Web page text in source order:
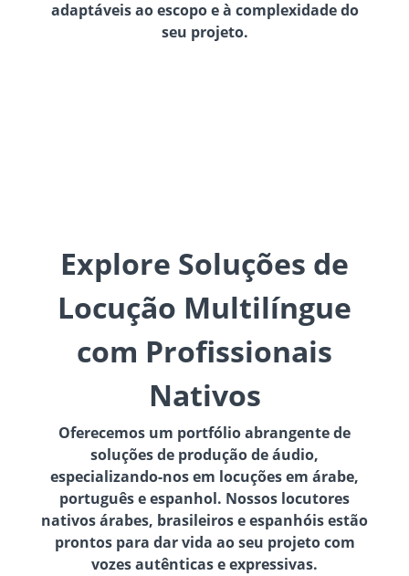
adaptáveis ao escopo e à complexidade do
seu projeto.
Explore Soluções de
Locução Multilíngue
com Profissionais
Nativos
Oferecemos um portfólio abrangente de
soluções de produção de áudio,
especializando-nos em locuções em árabe,
português e espanhol. Nossos locutores
nativos árabes, brasileiros e espanhóis estão
prontos para dar vida ao seu projeto com
vozes autênticas e expressivas.